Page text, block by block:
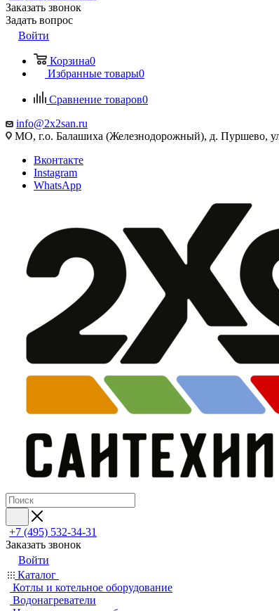
Заказать звонок
Задать вопрос
Войти
Корзина0
Избранные товары0
Сравнение товаров0
info@2x2san.ru
МО, г.о. Балашиха (Железнодорожный), д. Пуршево,
Вконтакте
Instagram
WhatsApp
+7 (495) 532‑34‑31
Заказать звонок
Войти
Каталог
Котлы и котельное оборудование
Водонагреватели